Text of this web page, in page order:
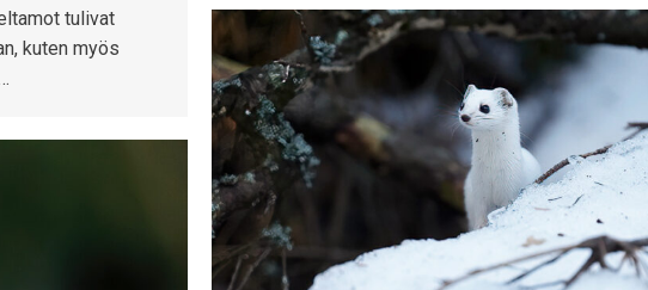
tulivat
kuten myös